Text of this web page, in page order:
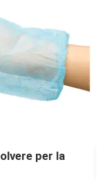
per la